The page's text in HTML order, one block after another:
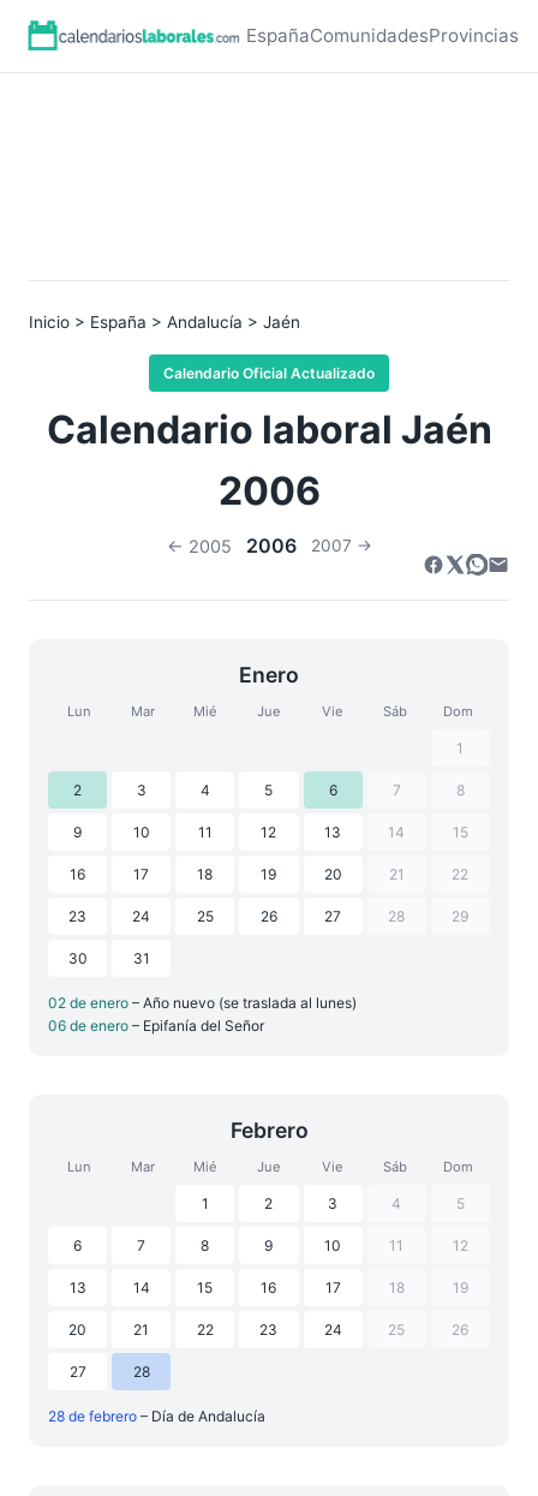
EspañaComunidadesProvincias
Inicio > España > Andalucía > Jaén
Calendario Oficial Actualizado
Calendario laboral Jaén
2006
← 2005 2006 2007 →
Enero
Lun Mar Mié Jue Vie Sáb Dom
1
2 3 4 5 6 7 8
9 10 11 12 13 14 15
16 17 18 19 20 21 22
23 24 25 26 27 28 29
30 31
02 de enero – Año nuevo (se traslada al lunes)
06 de enero – Epifanía del Señor
Febrero
Lun Mar Mié Jue Vie Sáb Dom
1 2 3 4 5
6 7 8 9 10 11 12
13 14 15 16 17 18 19
20 21 22 23 24 25 26
27 28
28 de febrero – Día de Andalucía